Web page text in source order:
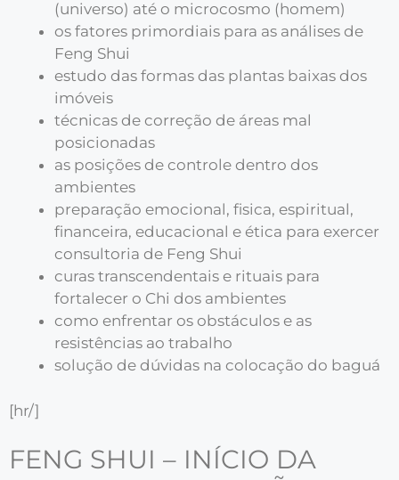
(universo) até o microcosmo (homem)
os fatores primordiais para as análises de
Feng Shui
estudo das formas das plantas baixas dos
imóveis
técnicas de correção de áreas mal
posicionadas
as posições de controle dentro dos
ambientes
preparação emocional, fisica, espiritual,
financeira, educacional e ética para exercer
consultoria de Feng Shui
curas transcendentais e rituais para
fortalecer o Chi dos ambientes
como enfrentar os obstáculos e as
resistências ao trabalho
solução de dúvidas na colocação do baguá
[hr/]
FENG SHUI – INÍCIO DA